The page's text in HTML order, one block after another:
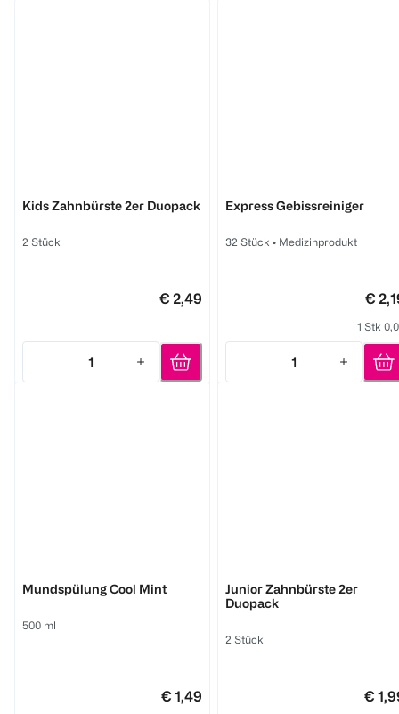
Kids Zahnbürste 2er Duopack
2 Stück
€ 2,49
1
Quantity: 1
Express Gebissreiniger
32 Stück • Medizinprodukt
€
1 Stk
1
Quantity: 1
Mundspülung Cool Mint
500 ml
€ 1,49
Junior Zahnbürste 2er
Duopack
2 Stück
€